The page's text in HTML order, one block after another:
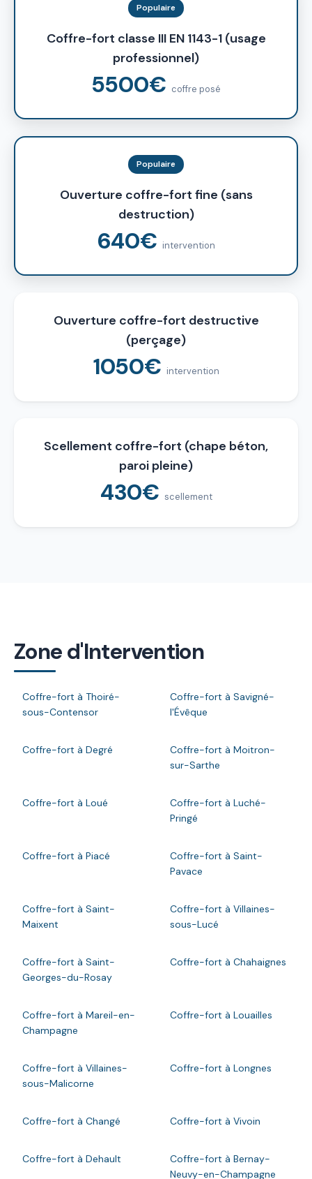
Populaire
Coffre-fort classe III EN 1143-1 (usage
professionnel)
5500€ coffre posé
Populaire
Ouverture coffre-fort fine (sans
destruction)
640€ intervention
Ouverture coffre-fort destructive
(perçage)
1050€ intervention
Scellement coffre-fort (chape béton,
paroi pleine)
430€ scellement
Zone d'Intervention
Coffre-fort à Thoiré-
sous-Contensor
Coffre-fort à Savigné-
l'Évêque
Coffre-fort à Degré
Coffre-fort à Moitron-
sur-Sarthe
Coffre-fort à Loué
Coffre-fort à Luché-
Pringé
Coffre-fort à Piacé
Coffre-fort à Saint-
Pavace
Coffre-fort à Saint-
Maixent
Coffre-fort à Villaines-
sous-Lucé
Coffre-fort à Saint-
Georges-du-Rosay
Coffre-fort à Chahaignes
Coffre-fort à Mareil-en-
Champagne
Coffre-fort à Louailles
Coffre-fort à Villaines-
sous-Malicorne
Coffre-fort à Longnes
Coffre-fort à Changé Coffre-fort à Vivoin
Coffre-fort à Dehault
Coffre-fort à Bernay-
Neuvy-en-Champagne